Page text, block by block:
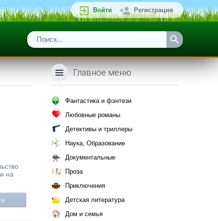
Войти Регистрация
на
Главное меню
Фантастика и фэнтези
Любовные романы
Детективы и триллеры
Наука, Образование
Документальные
Проза
Приключения
Детская литература
Дом и семья